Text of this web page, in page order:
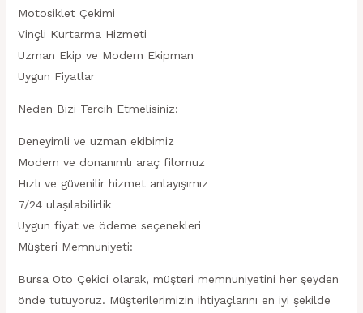
Motosiklet Çekimi
Vinçli Kurtarma Hizmeti
Uzman Ekip ve Modern Ekipman
Uygun Fiyatlar
Neden Bizi Tercih Etmelisiniz:
Deneyimli ve uzman ekibimiz
Modern ve donanımlı araç filomuz
Hızlı ve güvenilir hizmet anlayışımız
7/24 ulaşılabilirlik
Uygun fiyat ve ödeme seçenekleri
Müşteri Memnuniyeti:
Bursa Oto Çekici olarak, müşteri memnuniyetini her şeyden
önde tutuyoruz. Müşterilerimizin ihtiyaçlarını en iyi şekilde